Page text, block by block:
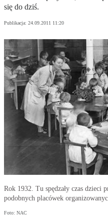
się do dziś.
Publikacja: 24.09.2011 11:20
Rok 1932. Tu spędzały czas dzieci
podobnych placówek
Foto: NAC